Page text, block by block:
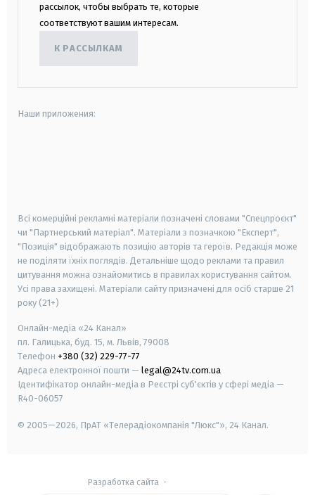
рассылок, чтобы выбрать те, которые
соответствуют вашим интересам.
К РАССЫЛКАМ
Наши приложения:
Всі комерційні рекламні матеріали позначені словами "Спецпроєкт"
чи "Партнерський матеріал". Матеріали з позначкою "Експерт",
"Позиція" відображають позицію авторів та героїв. Редакція може
не поділяти їхніх поглядів. Детальніше щодо реклами та правил
цитування можна ознайомитись в правилах користування сайтом.
Усі права захищені. Матеріали сайту призначені для осіб старше 21
року (21+)
Онлайн-медіа «24 Канал»
пл. Галицька, буд. 15, м. Львів, 79008
Телефон +380 (32) 229-77-77
Адреса електронної пошти — legal@24tv.com.ua
Ідентифікатор онлайн-медіа в Реєстрі суб'єктів у сфері медіа —
R40-06057
© 2005—2026, ПрАТ «Телерадіокомпанія "Люкс"», 24 Канал.
Разработка сайта -